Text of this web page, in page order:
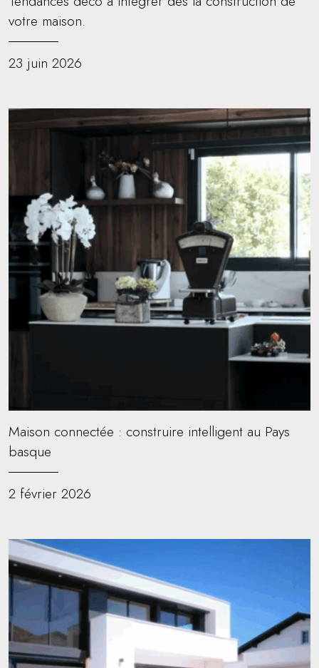
votre maison.
23 juin 2026
Maison connectée : construire intelligent au Pays
basque
2 février 2026